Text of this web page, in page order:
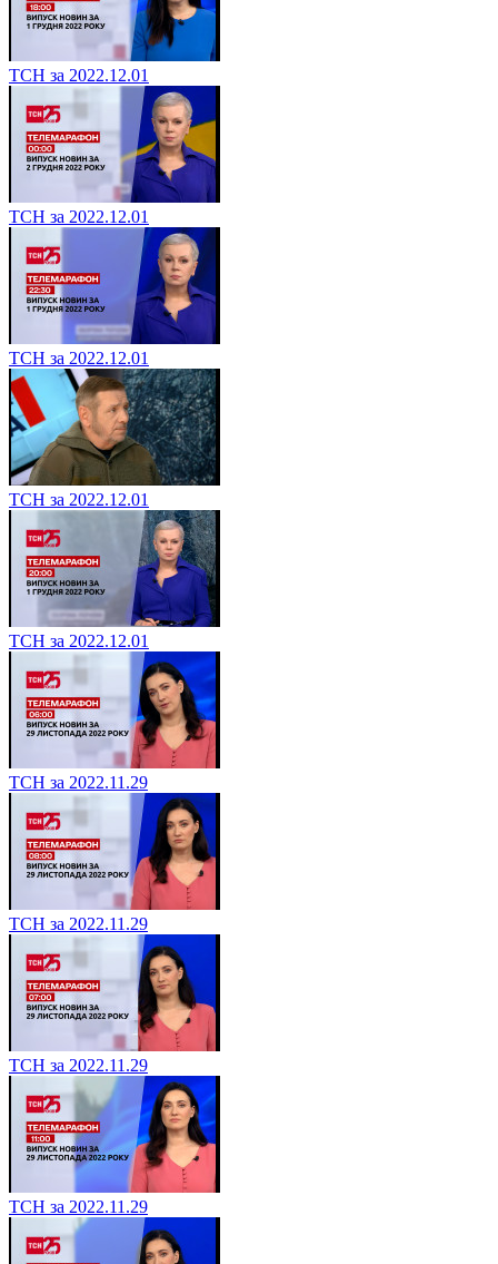
ТСН за 2022.12.01
ТСН за 2022.12.01
ТСН за 2022.12.01
ТСН за 2022.12.01
ТСН за 2022.12.01
ТСН за 2022.11.29
ТСН за 2022.11.29
ТСН за 2022.11.29
ТСН за 2022.11.29